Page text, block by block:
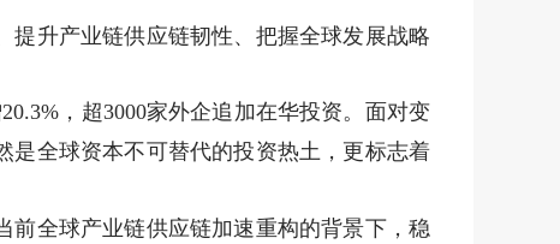
提升产业链供应链韧性、把握全球发展战略
，超3000家外企追加在华投资。面对变
是全球资本不可替代的投资热土，更标志着
全球产业链供应链加速重构的背景下，稳